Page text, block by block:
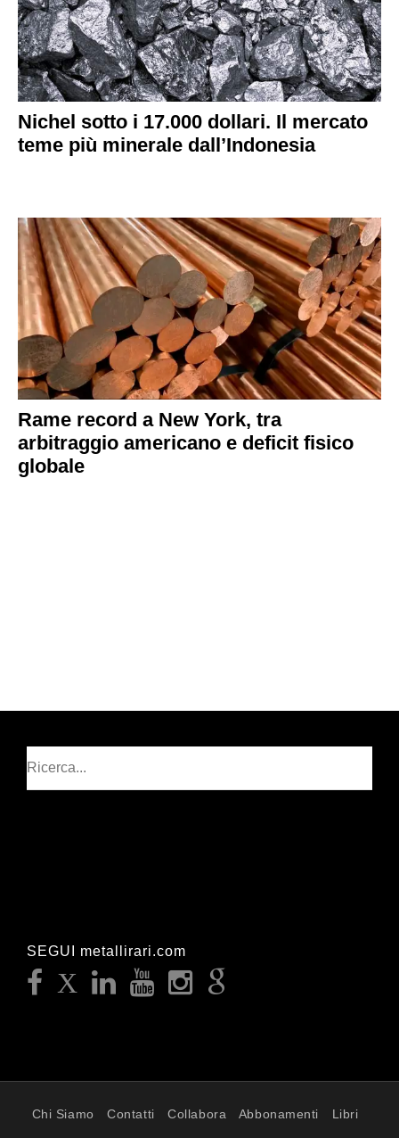
Nichel sotto i 17.000 dollari. Il mercato
teme più minerale dall’Indonesia
Rame record a New York, tra
arbitraggio americano e deficit fisico
globale
SEGUI metallirari.com
Chi Siamo Contatti Collabora Abbonamenti Libri